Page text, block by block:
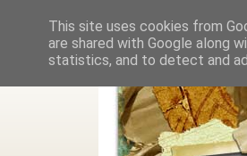
This site uses cookies from
are shared with Google along
statistics, and to detect and